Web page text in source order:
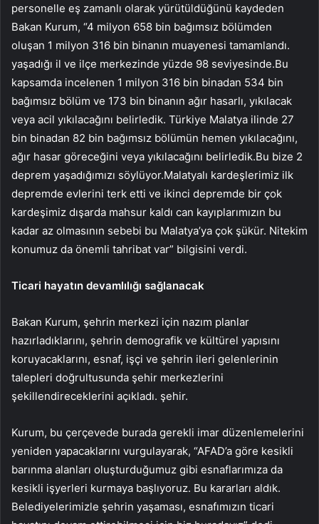
personelle eş zamanlı olarak yürütüldüğünü kaydeden
Bakan Kurum, “4 milyon 658 bin bağımsız bölümden
oluşan 1 milyon 316 bin binanın muayenesi tamamlandı.
yaşadığı il ve ilçe merkezinde yüzde 98 seviyesinde.Bu
kapsamda incelenen 1 milyon 316 bin binadan 534 bin
bağımsız bölüm ve 173 bin binanın ağır hasarlı, yıkılacak
veya acil yıkılacağını belirledik. Türkiye Malatya ilinde 27
bin binadan 82 bin bağımsız bölümün hemen yıkılacağını,
ağır hasar göreceğini veya yıkılacağını belirledik.Bu bize 2
deprem yaşadığımızı söylüyor.Malatyalı kardeşlerimiz ilk
depremde evlerini terk etti ve ikinci depremde bir çok
kardeşimiz dışarda mahsur kaldı can kayıplarımızın bu
kadar az olmasının sebebi bu Malatya’ya çok şükür. Nitekim
konumuz da önemli tahribat var” bilgisini verdi.
Ticari hayatın devamlılığı sağlanacak
Bakan Kurum, şehrin merkezi için nazım planlar
hazırladıklarını, şehrin demografik ve kültürel yapısını
koruyacaklarını, esnaf, işçi ve şehrin ileri gelenlerinin
talepleri doğrultusunda şehir merkezlerini
şekillendireceklerini açıkladı. şehir.
Kurum, bu çerçevede burada gerekli imar düzenlemelerini
yeniden yapacaklarını vurgulayarak, “AFAD’a göre kesikli
barınma alanları oluşturduğumuz gibi esnaflarımıza da
kesikli işyerleri kurmaya başlıyoruz. Bu kararları aldık.
Belediyelerimizle şehrin yaşaması, esnafımızın ticari